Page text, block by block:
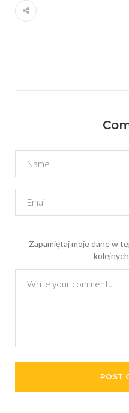
Zapamiętaj moje dane w